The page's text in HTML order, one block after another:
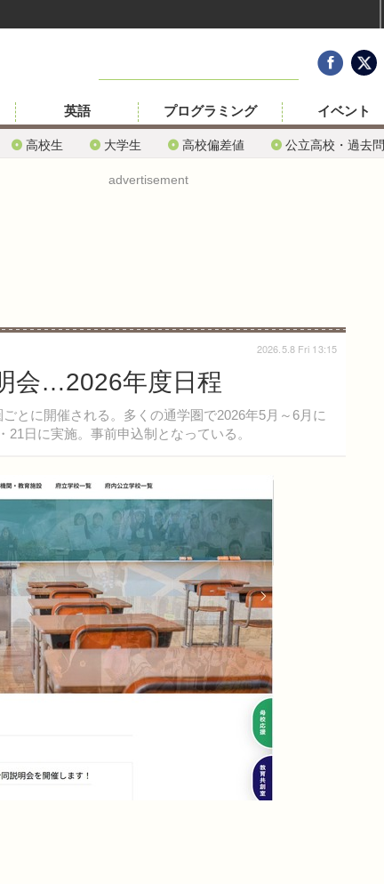
高校生 大学生 高校偏差値 公立高校・過去問
英語 プログラミング イベント
advertisement
会…2026年度日程
とに開催される。多くの通学圏で2026年5月～6月に
日に実施。事前申込制となっている。
2026.5.8 Fri 13:15